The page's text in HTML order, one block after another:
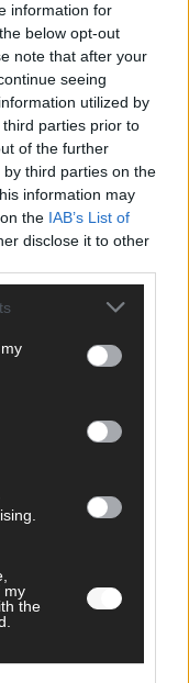
information for
below opt-out
note that after your
seeing
utilized by
parties prior to
of the further
third parties on the
information may
the IAB’s List of
disclose it to other
my
the
veröffentlicht. Es
.
Kommentare via E-